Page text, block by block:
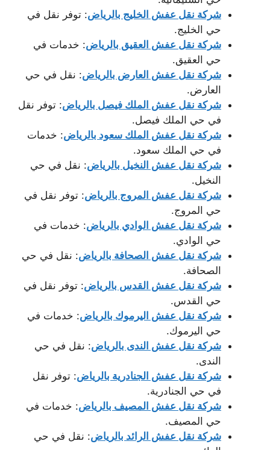
شركة نقل عفش الخليج بالرياض: توفر نقل في
حي الخليج.
شركة نقل عفش العقيق بالرياض: خدمات في
حي العقيق.
شركة نقل عفش العارض بالرياض: نقل في حي
العارض.
شركة نقل عفش الملك فيصل بالرياض: توفر نقل
في حي الملك فيصل.
شركة نقل عفش الملك سعود بالرياض: خدمات
في حي الملك سعود.
شركة نقل عفش النخيل بالرياض: نقل في حي
النخيل.
شركة نقل عفش المروج بالرياض: توفر نقل في
حي المروج.
شركة نقل عفش الوادي بالرياض: خدمات في
حي الوادي.
شركة نقل عفش الصحافة بالرياض: نقل في حي
الصحافة.
شركة نقل عفش القدس بالرياض: توفر نقل في
حي القدس.
شركة نقل عفش اليرموك بالرياض: خدمات في
حي اليرموك.
شركة نقل عفش الندى بالرياض: نقل في حي
الندى.
شركة نقل عفش الجنادرية بالرياض: توفر نقل
في حي الجنادرية.
شركة نقل عفش المصيف بالرياض: خدمات في
حي المصيف.
شركة نقل عفش الرائد بالرياض: نقل في حي